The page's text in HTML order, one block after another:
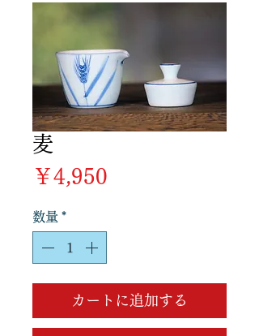
麦
￥4,950
数量 *
カートに追加する